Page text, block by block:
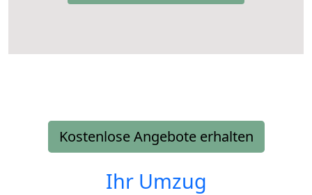
Kostenlose Angebote erhalten
Ihr Umzug